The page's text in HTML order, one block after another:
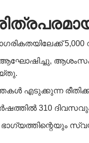
5,000
ആഘോഷിച്ചു,
എടുക്കുന്ന രീതിക്ക്
310
സ്വയം